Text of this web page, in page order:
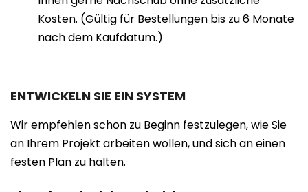
Kosten. (Gültig für Bestellungen bis zu 6 Monate
nach dem Kaufdatum.)
ENTWICKELN SIE EIN SYSTEM
Wir empfehlen schon zu Beginn festzulegen, wie Sie
an Ihrem Projekt arbeiten wollen, und sich an einen
festen Plan zu halten.